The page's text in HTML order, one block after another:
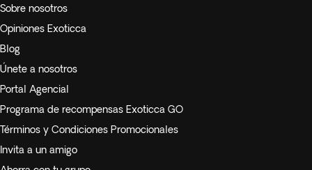
Sobre nosotros
Opiniones Exoticca
Blog
Únete a nosotros
Portal Agencial
Programa de recompensas Exoticca GO
Términos y Condiciones Promocionales
Invita a un amigo